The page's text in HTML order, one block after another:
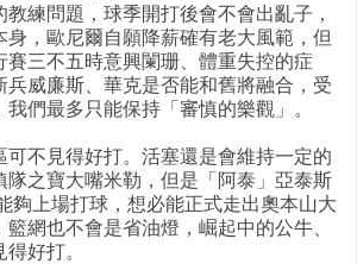
練問題，球季開打後會不會出亂子，
身，歐尼爾自願降薪確有老大風範，但
賽三不五時意興闌珊、體重失控的症
兵威廉斯、華克是否能和舊將融合，受
們最多只能保持「審慎的樂觀」。
可不見得好打。活塞還是會維持一定的
隊之寶大嘴米勒，但是「阿泰」亞泰斯
夠上場打球，想必能正式走出奧本山大
網也不會是省油燈，崛起中的公牛、
好打。